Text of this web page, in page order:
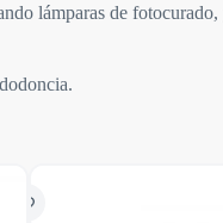
lámparas de